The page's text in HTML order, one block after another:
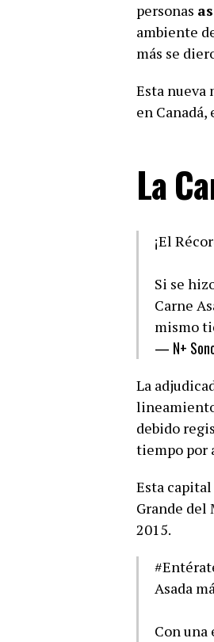
personas
ambiente
más se
Esta nueva
en
La
¡El
Si se
Carne
mismo
— N+
La
debido
tiempo por
Esta capital
Grande del
2015.
Asada
Con